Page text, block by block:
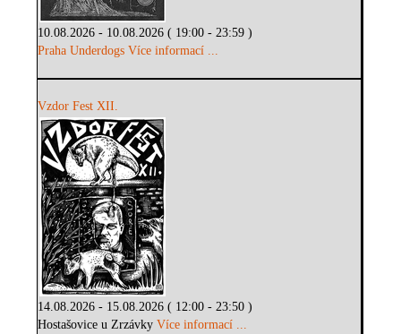
10.08.2026 - 10.08.2026 ( 19:00 - 23:59 )
Praha Underdogs Více informací ...
Vzdor Fest XII.
14.08.2026 - 15.08.2026 ( 12:00 - 23:50 )
Hostašovice u ZrzávkyVíce informací ...